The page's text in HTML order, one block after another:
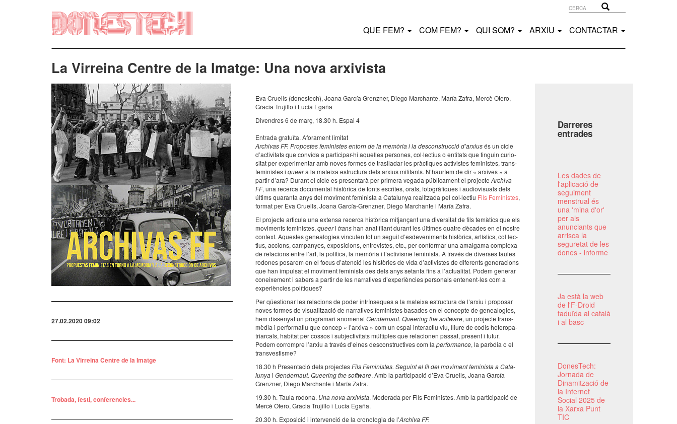
Main
QUE FEM? COM FEM? QUI SOM? ARXIU CONTACTAR
La Virreina Centre de la Imatge: Una nova arxivista
Imatge
Imatge
27.02.2020 09:02
Font: La Virreina Centre de la Imatge
Trobada, festi, conferencies...
Eva Cruells (dones­tech), Joana García Grenz­ner, Diego Marchante, María Zafra, Mercè Otero,
Gracia Truji­llo i Lucía Egaña
Diven­dres 6 de març, 18.30 h. Espai 4
Entrada gratu­ïta. Afora­ment limi­tat
Archi­vas FF. Propos­tes femi­nis­tes entorn de la memò­ria i la descons­truc­ció d’ar­xiusés un cicle
d’ac­ti­vi­tats que convida a parti­ci­par-hi aque­lles perso­nes, col·­lec­tius o enti­tats que tinguin curi­o­
si­tat per expe­ri­men­tar amb noves formes de tras­lla­dar les pràc­ti­ques acti­vis­tes femi­nis­tes, trans­
fe­mi­nis­tes i queera la mateixa estruc­tura dels arxius mili­tants. N’hau­ríem de dir « arxi­ves » a
partir d’ara? Durant el cicle es presen­tarà per primera vegada públi­ca­ment el projecte Archiva
FF, una recerca docu­men­tal histò­rica de fonts escri­tes, orals, foto­grà­fi­ques i audi­o­vi­su­als dels
últims quaranta anys del movi­ment femi­nista a Cata­lu­nya realit­zada pel col·­lec­tiu Fils Femi­nis­tes,
format per Eva Cruells, Joana García-Grenz­ner, Diego Marchante i María Zafra.
El projecte arti­cula una extensa recerca histò­rica mitjan­çant una diver­si­tat de fils temà­tics que els
movi­ments femi­nis­tes, queeri transhan anat filant durant les últi­mes quatre dèca­des en el nostre
context. Aques­tes gene­a­lo­gies vincu­len tot un seguit d’es­de­ve­ni­ments histò­rics, artís­tics, col·­lec­
tius, acci­ons, campa­nyes, expo­si­ci­ons, entre­vis­tes, etc., per confor­mar una amal­gama complexa
de rela­ci­ons entre l’art, la polí­tica, la memò­ria i l’ac­ti­visme femi­nista. A través de diver­ses taules
rodo­nes posa­rem en el focus d’aten­ció les histò­ries de vida d’ac­ti­vis­tes de dife­rents gene­ra­ci­ons
que han impul­sat el movi­ment femi­nista des dels anys setanta fins a l’ac­tu­a­li­tat. Podem gene­rar
conei­xe­ment i sabers a partir de les narra­ti­ves d’ex­pe­ri­èn­cies perso­nals ente­nent-les com a
expe­ri­èn­cies polí­ti­ques?
Per qües­ti­o­nar les rela­ci­ons de poder intrín­se­ques a la mateixa estruc­tura de l’ar­xiu i propo­sar
noves formes de visu­a­lit­za­ció de narra­ti­ves femi­nis­tes basa­des en el concepte de gene­a­lo­gies,
hem disse­nyat un progra­mari anome­natGender­naut. Quee­ring the soft­ware, un projecte trans­
mè­dia i perfor­ma­tiu que concep « l’ar­xiva » com un espai inter­ac­tiu viu, lliure de codis hete­ro­pa­
tri­ar­cals, habi­tat per cossos i subjec­ti­vi­tats múlti­ples que rela­ci­o­nen passat, present i futur.
Podem corrom­pre l’ar­xiu a través d’ei­nes descons­truc­ti­ves com la perfor­mance, la parò­dia o el
trans­ves­tisme?
18.30 h Presen­ta­ció dels projec­tesFils Femi­nis­tes. Seguint el fil del movi­ment femi­nista a Cata­
lu­nyai Gender­naut. Quee­ring the soft­ware. Amb la parti­ci­pa­ció d’Eva Cruells, Joana García
Grenz­ner, Diego Marchante i María Zafra.
19.30 h. Taula rodona. Una nova arxi­vista. Mode­rada per Fils Femi­nis­tes. Amb la parti­ci­pa­ció de
Mercè Otero, Gracia Truji­llo i Lucía Egaña.
20.30 h. Expo­si­ció i inter­ven­ció de la crono­lo­gia de l’Archiva FF.
Darreres
entrades
Les dades de
l'aplicació de
seguiment
menstrual és
una 'mina d'or'
per als
anunciants que
arrisca la
seguretat de les
dones - informe
Ja està la web
de l'F-Droid
taduïda al català
i al basc
DonesTech:
Jornada de
Dinamització de
la Internet
Social 2025 de
la Xarxa Punt
TIC